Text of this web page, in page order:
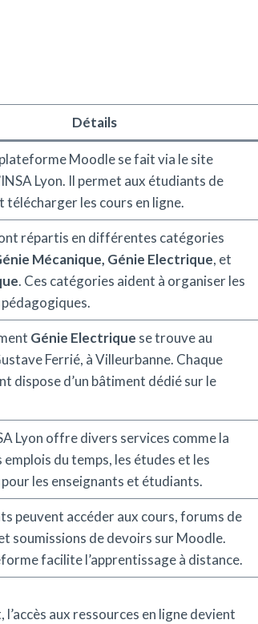
Détails
plateforme Moodle se fait via le site
Lyon. Il permet aux étudiants de
télécharger les cours en ligne.
répartis en différentes catégories
Mécanique, Génie Electrique, et
. Ces catégories aident à organiser les
Génie Electrique se trouve au
Ferrié, à Villeurbanne. Chaque
dispose d’un bâtiment dédié sur le
Lyon offre divers services comme la
du temps, les études et les
les enseignants et étudiants.
peuvent accéder aux cours, forums de
soumissions de devoirs sur Moodle.
facilite l’apprentissage à distance.
aux ressources en ligne devient